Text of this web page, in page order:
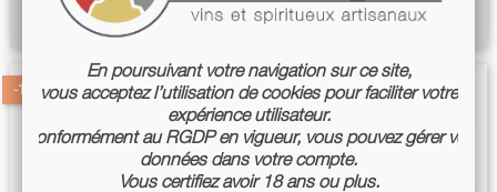
Prix
16,90 €
-15%
En poursuivant votre navigation sur ce site,
vous acceptez l’utilisation de cookies pour faciliter votre
expérience utilisateur.
Conformément au RGDP en vigueur, vous pouvez gérer vos
données dans votre compte.
Vous certifiez avoir 18 ans ou plus.